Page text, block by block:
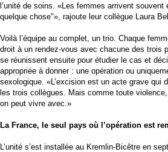
l’unité de soins. «Les femmes arrivent souvent
quelque chose"», rajoute leur collègue Laura
Voilà l’équipe au complet, un trio. Chaque
droit à un rendez-vous avec chacune des trois
se réunissent ensuite pour étudier le cas et
appropriée à donner : une opération ou
sexologique. «L’excision est un acte grave qui
les trois collègues. Mais comme toute
on peut vivre avec.»
La France, le seul pays où l’opération est
L’unité s’est installée au Kremlin-Bicêtre en